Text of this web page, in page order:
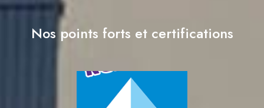
Nos points forts et certifications